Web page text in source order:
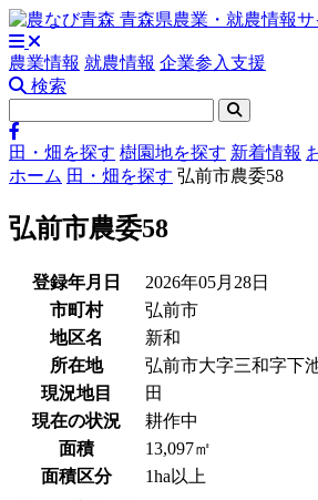
農業情報 就農情報 企業参入支援
検索
田・畑を探す 樹園地を探す 新着情報
ホーム 田・畑を探す 弘前市農委58
弘前市農委58
登録年月日
2026年05月28日
市町村
弘前市
地区名
新和
所在地
弘前市大字三和字下
現況地目
田
現在の状況
耕作中
面積
13,097㎡
面積区分
1ha以上